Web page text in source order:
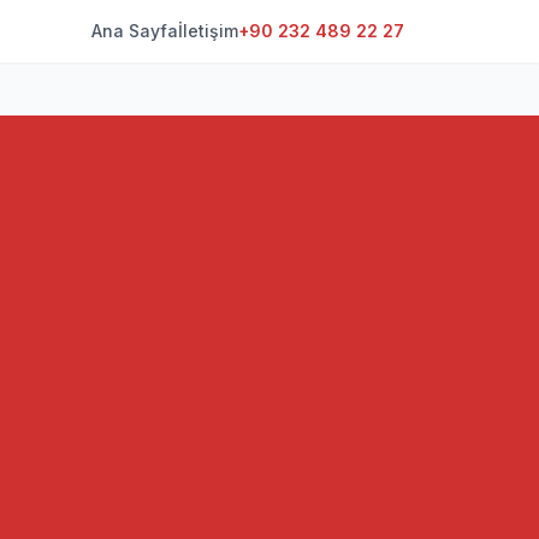
Ana Sayfaİletişim+90 232 489 22 27